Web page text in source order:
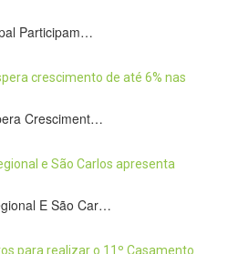
Participam…
Cresciment…
E São Car…